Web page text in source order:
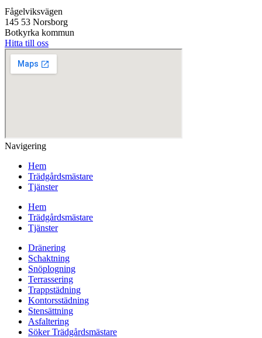
Fågelviksvägen
145 53 Norsborg
Botkyrka kommun
Hitta till oss
Navigering
Hem
Trädgårdsmästare
Tjänster
Hem
Trädgårdsmästare
Tjänster
Dränering
Schaktning
Snöplogning
Terrassering
Trappstädning
Kontorsstädning
Stensättning
Asfaltering
Söker Trädgårdsmästare